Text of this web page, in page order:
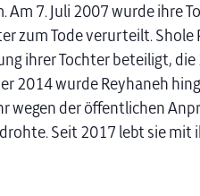
7. Juli 2007 wurde ihre
zum Tode verurteilt. Shole
ihrer Tochter beteiligt,
2014 wurde Reyhaneh
wegen der öffentlichen
Seit 2017 lebt sie mit